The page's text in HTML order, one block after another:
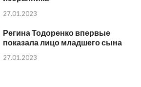
27.01.2023
Регина Тодоренко впервые
показала лицо младшего сына
27.01.2023